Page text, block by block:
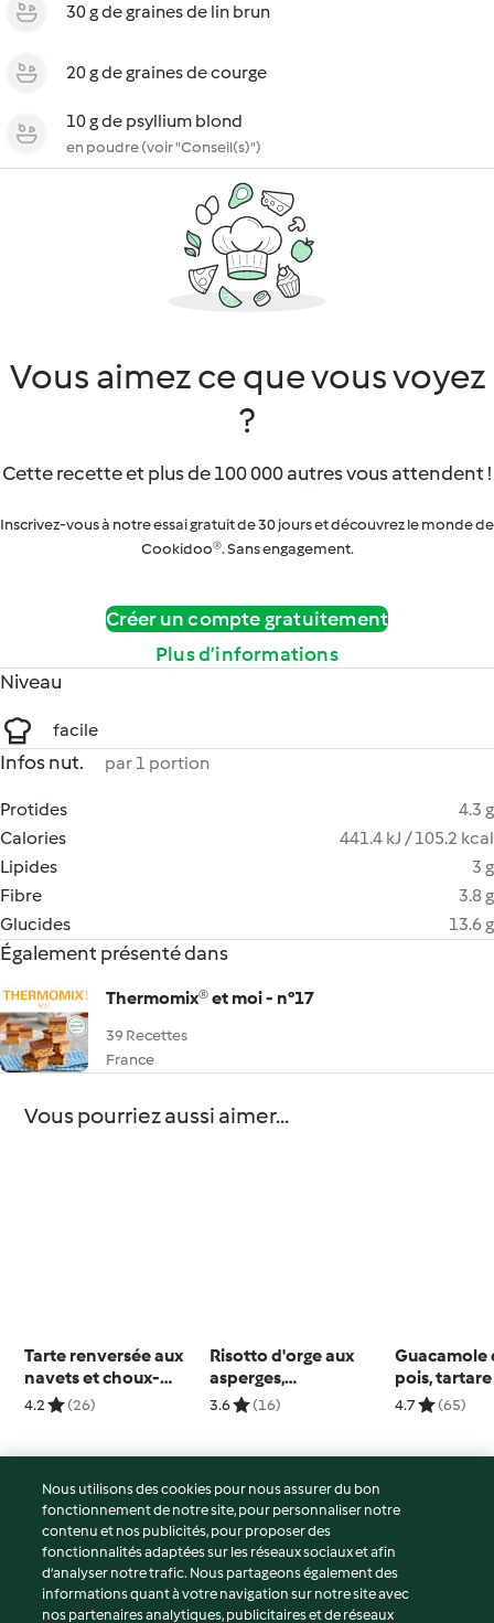
30 g de graines de lin brun
20 g de graines de courge
10 g de psyllium blond
en poudre (voir "Conseil(s)")
Vous aimez ce que vous voyez
?
Cette recette et plus de 100 000 autres vous attendent !
Inscrivez-vous à notre essai gratuit de 30 jours et découvrez le monde de
Cookidoo®. Sans engagement.
Créer un compte gratuitement
Plus d’informations
Niveau
facile
Infos nut. par 1 portion
Protides
4.3 g
Calories
441.4 kJ / 105.2 kcal
Lipides
3 g
Fibre
3.8 g
Glucides
13.6 g
Également présenté dans
Thermomix® et moi - n°17
39 Recettes
France
Vous pourriez aussi aimer...
Tarte renversée aux
navets et choux-
raves
4.2 (26)
Risotto d'orge aux
asperges,
mascarpone et
3.6 (16)
Guacamole
pois,
légumes au
4.7 (65)
© Copyright 2026
Conditions d'utilisation
Politique de confidentialité
Non-responsabilité
Nous utilisons des cookies pour nous assurer du bon
fonctionnement de notre site, pour personnaliser notre
contenu et nos publicités, pour proposer des
fonctionnalités adaptées sur les réseaux sociaux et afin
d’analyser notre trafic. Nous partageons également des
informations quant à votre navigation sur notre site avec
nos partenaires analytiques, publicitaires et de réseaux